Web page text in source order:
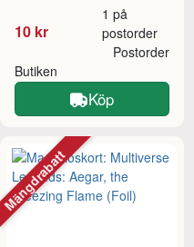
10 kr
1 på
postorder
Butiken
Postorder
Köp
Mängdrabatt